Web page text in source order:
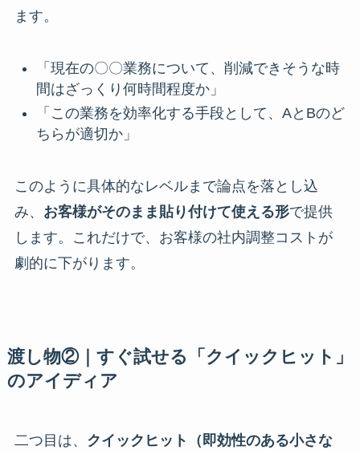
ます。
「現在の〇〇業務について、削減できそうな時
間はざっくり何時間程度か」
「この業務を効率化する手段として、AとBのど
ちらが適切か」
このように具体的なレベルまで論点を落とし込
み、 お客様がそのまま貼り付けて使える形で提供
します。これだけで、お客様の社内調整コストが
劇的に下がります。
渡し物②｜すぐ試せる「クイックヒット」
のアイディア
二つ目は、 クイックヒット（即効性のある小さな